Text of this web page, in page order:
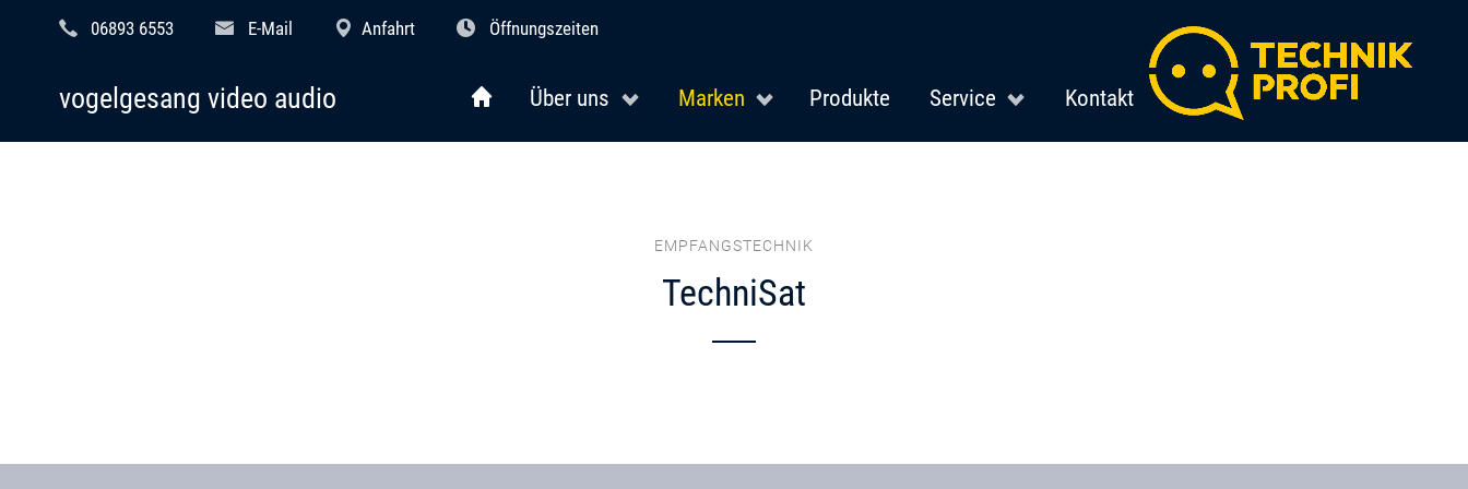
06893 6553 E-Mail Anfahrt Öffnungszeiten
Über uns Marken Produkte Service Kontakt
vogelgesang video audio
EMPFANGSTECHNIK
TechniSat